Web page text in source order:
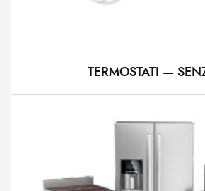
TERMOSTATI —